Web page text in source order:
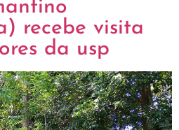
recebe visita
da usp